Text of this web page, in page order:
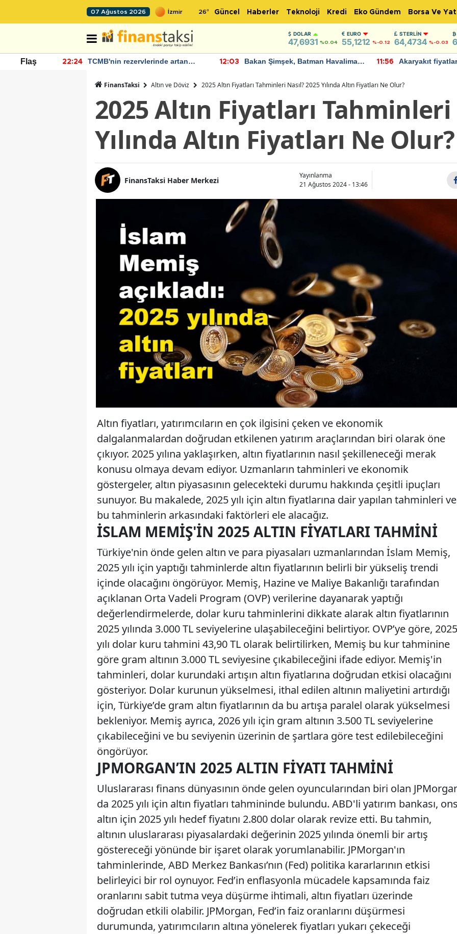
07 Ağustos 2026 26° Güncel Haberler Teknoloji Kredi Eko Gündem Borsa Ve
DOLAR
47,6931 %0.04
EURO
55,1212 %-0.12
STERLIN
64,4734 %-0.03
Flaş
Artışı 22:24
TCMB'nin rezervlerinde artan
12:03
Bakan Şimşek, Batman Havalimanı
11:56
Akaryakıt
FinansTaksi Altın ve Döviz 2025 Altın Fiyatları Tahminleri Nasıl? 2025 Yılında Altın Fiyatları Ne Olur?
2025 Altın Fiyatları Tahminleri
Yılında Altın Fiyatları Ne Olur?
FinansTaksi Haber Merkezi
Yayınlanma
21 Ağustos 2024 - 13:46
Altın fiyatları, yatırımcıların en çok ilgisini çeken ve ekonomik
dalgalanmalardan doğrudan etkilenen yatırım araçlarından biri olarak öne
çıkıyor. 2025 yılına yaklaşırken, altın fiyatlarının nasıl şekilleneceği merak
konusu olmaya devam ediyor. Uzmanların tahminleri ve ekonomik
göstergeler, altın piyasasının gelecekteki durumu hakkında çeşitli ipuçları
sunuyor. Bu makalede, 2025 yılı için altın fiyatlarına dair yapılan tahminleri ve
bu tahminlerin arkasındaki faktörleri ele alacağız.
İSLAM MEMIŞ'IN 2025 ALTIN FIYATLARI TAHMINI
Türkiye'nin önde gelen altın ve para piyasaları uzmanlarından İslam Memiş,
2025 yılı için yaptığı tahminlerde altın fiyatlarının belirli bir yükseliş trendi
içinde olacağını öngörüyor. Memiş, Hazine ve Maliye Bakanlığı tarafından
açıklanan Orta Vadeli Program (OVP) verilerine dayanarak yaptığı
değerlendirmelerde, dolar kuru tahminlerini dikkate alarak altın fiyatlarının
2025 yılında 3.000 TL seviyelerine ulaşabileceğini belirtiyor. OVP’ye göre, 2025
yılı dolar kuru tahmini 43,90 TL olarak belirtilirken, Memiş bu kur tahminine
göre gram altının 3.000 TL seviyesine çıkabileceğini ifade ediyor. Memiş'in
tahminleri, dolar kurundaki artışın altın fiyatlarına doğrudan etkisi olacağını
gösteriyor. Dolar kurunun yükselmesi, ithal edilen altının maliyetini artırdığı
için, Türkiye’de gram altın fiyatlarının da bu artışa paralel olarak yükselmesi
bekleniyor. Memiş ayrıca, 2026 yılı için gram altının 3.500 TL seviyelerine
çıkabileceğini ve bu seviyenin üzerinin de şartlara göre test edilebileceğini
öngörüyor.
JPMORGAN’IN 2025 ALTIN FIYATI TAHMINI
Uluslararası finans dünyasının önde gelen oyuncularından biri olan
da 2025 yılı için altın fiyatları tahmininde bulundu. ABD'li yatırım bankası,
altın için 2025 yılı hedef fiyatını 2.800 dolar olarak revize etti. Bu tahmin,
altının uluslararası piyasalardaki değerinin 2025 yılında önemli bir artış
göstereceği yönünde bir işaret olarak yorumlanabilir. JPMorgan'ın
tahminlerinde, ABD Merkez Bankası’nın (Fed) politika kararlarının etkisi
belirleyici bir rol oynuyor. Fed’in enflasyonla mücadele kapsamında faiz
oranlarını sabit tutma veya düşürme ihtimali, altın fiyatları üzerinde
doğrudan etkili olabilir. JPMorgan, Fed’in faiz oranlarını düşürmesi
durumunda, yatırımcıların altına yönelerek fiyatları yukarı çekeceği